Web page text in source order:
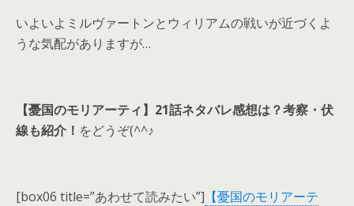
いよいよミルヴァートンとウィリアムの戦いが近づくよ
うな気配がありますが…
【憂国のモリアーティ】21話ネタバレ感想は？考察・伏
線も紹介！ をどうぞ(^^♪
[box06 title=”あわせて読みたい”] 【憂国のモリアーテ